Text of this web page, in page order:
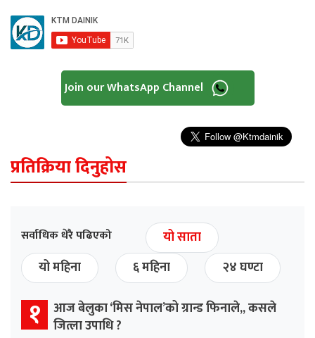
Join our WhatsApp Channel
प्रतिक्रिया दिनुहोस
सर्वाधिक धेरै पढिएको
यो साता
यो महिना
६ महिना २४ घण्टा
१ आज बेलुका ‘मिस नेपाल’को ग्रान्ड फिनाले,, कसले
जित्ला उपाधि ?